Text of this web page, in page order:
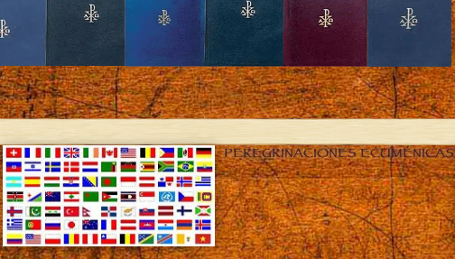
PEREGRINACIONES ECUMÉNICAS